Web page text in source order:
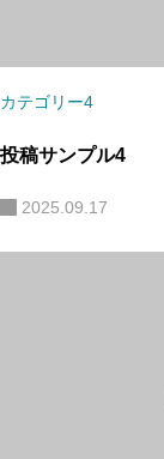
カテゴリー4
投稿サンプル4
2025.09.17